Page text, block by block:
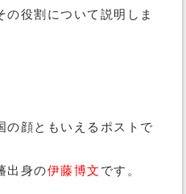
の役割について説明しま
の顔ともいえるポストで
出身の伊藤博文 です。